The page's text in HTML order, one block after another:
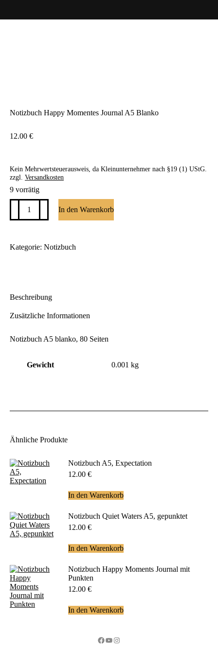
Notizbuch Happy Momentes Journal A5 Blanko
12.00 €
Kein Mehrwertsteuerausweis, da Kleinunternehmer nach §19 (1) UStG.
zzgl. Versandkosten
9 vorrätig
Notizbuch
Happy
Momentes
Blanko
In den Warenkorb
Kategorie: Notizbuch
Beschreibung
Zusätzliche Informationen
Notizbuch A5 blanko, 80 Seiten
Gewicht 0.001 kg
Ähnliche Produkte
Notizbuch A5, Expectation
12.00 €
In den Warenkorb
Notizbuch Quiet Waters A5, gepunktet
12.00 €
In den Warenkorb
Notizbuch Happy Moments Journal mit
Punkten
12.00 €
In den Warenkorb
Facebook YouTube Instagram